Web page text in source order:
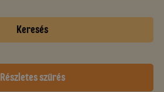
Keresés
Részletes szűrés